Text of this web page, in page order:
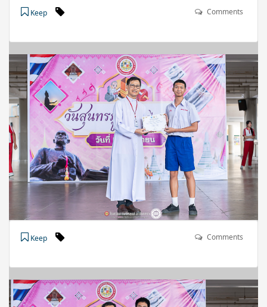
Keep Comments
Keep Comments